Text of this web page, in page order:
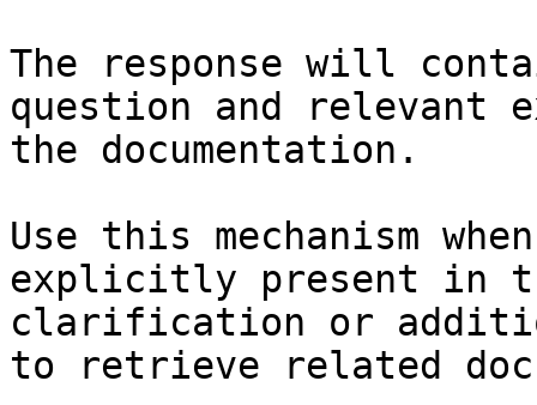
The response will
question and relevant
the documentation.
Use this mechanism
explicitly present in
clarification or